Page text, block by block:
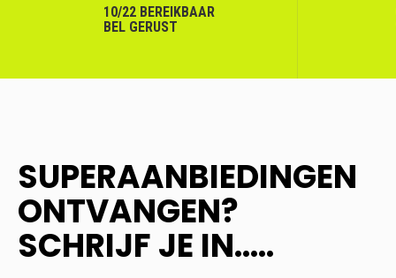
10/22 BEREIKBAAR
BEL GERUST
SUPERAANBIEDINGEN
ONTVANGEN?
SCHRIJF JE IN.....